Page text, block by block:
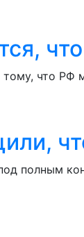
тому, что РФ
полным